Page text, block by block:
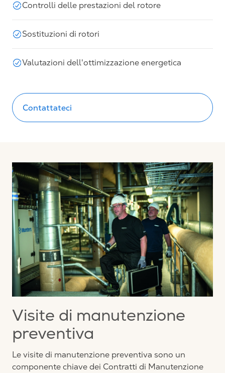
Controlli delle prestazioni del rotore
Sostituzioni di rotori
Valutazioni dell'ottimizzazione energetica
Contattateci
Visite di manutenzione
preventiva
Le visite di manutenzione preventiva sono un
componente chiave dei Contratti di Manutenzione